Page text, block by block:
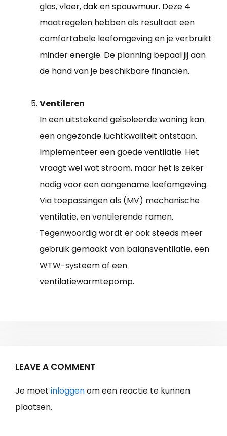
glas, vloer, dak en spouwmuur. Deze 4
maatregelen hebben als resultaat een
comfortabele leefomgeving en je verbruikt
minder energie. De planning bepaal jij aan
de hand van je beschikbare financiën.
Ventileren
In een uitstekend geïsoleerde woning kan
een ongezonde luchtkwaliteit ontstaan.
Implementeer een goede ventilatie. Het
vraagt wel wat stroom, maar het is zeker
nodig voor een aangename leefomgeving.
Via toepassingen als (MV) mechanische
ventilatie, en ventilerende ramen.
Tegenwoordig wordt er ook steeds meer
gebruik gemaakt van balansventilatie, een
WTW-systeem of een
ventilatiewarmtepomp.
LEAVE A COMMENT
Je moet inloggenom een reactie te kunnen
plaatsen.